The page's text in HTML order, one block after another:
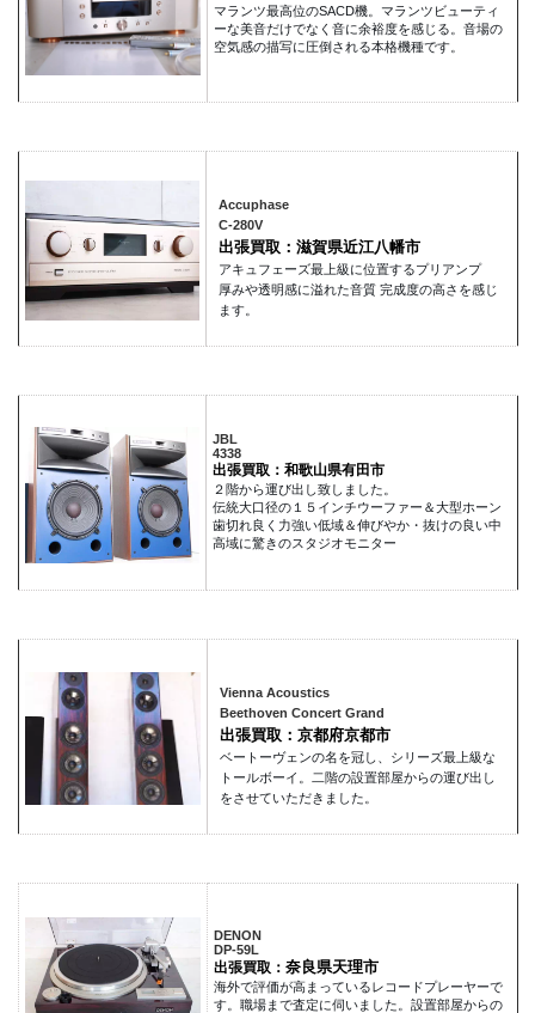
マランツ最高位のSACD機。マランツビューティ
ーな美音だけでなく音に余裕度を感じる。音場の
空気感の描写に圧倒される本格機種です。
Accuphase
C-280V
出張買取：滋賀県近江八幡市
アキュフェーズ最上級に位置するプリアンプ
厚みや透明感に溢れた音質 完成度の高さを感じ
ます。
JBL
4338
出張買取：和歌山県有田市
２階から運び出し致しました。
伝統大口径の１５インチウーファー＆大型ホーン
歯切れ良く力強い低域＆伸びやか・抜けの良い中
高域に驚きのスタジオモニター
Vienna Acoustics
Beethoven Concert Grand
出張買取：京都府京都市
ベートーヴェンの名を冠し、シリーズ最上級な
トールボーイ。二階の設置部屋からの運び出し
をさせていただきました。
DENON
DP-59L
出張買取： 奈良県天理市
海外で評価が高まっているレコードプレーヤーで
す。職場まで査定に伺いました。設置部屋からの